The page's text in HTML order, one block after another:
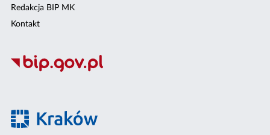
Redakcja BIP MK
Kontakt